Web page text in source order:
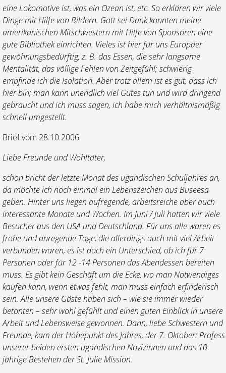
eine Lokomotive ist, was ein Ozean ist, etc. So erklären wir viele
Dinge mit Hilfe von Bildern. Gott sei Dank konnten meine
amerikanischen Mitschwestern mit Hilfe von Sponsoren eine
gute Bibliothek einrichten. Vieles ist hier für uns Europäer
gewöhnungs­bedürftig, z. B. das Essen, die sehr langsame
Mentalität, das völlige Fehlen von Zeitgefühl; schwierig
empfinde ich die Isolation. Aber trotz allem ist es gut, dass ich
hier bin; man kann unendlich viel Gutes tun und wird dringend
gebraucht und ich muss sagen, ich habe mich verhältnismäßig
schnell umgestellt.
Brief vom 28.10.2006
Liebe Freunde und Wohltäter,
schon bricht der letzte Monat des ugandischen Schuljahres an,
da möchte ich noch einmal ein Lebenszeichen aus Buseesa
geben. Hinter uns liegen aufregende, arbeitsreiche aber auch
interessante Monate und Wochen. Im Juni / Juli hatten wir viele
Besucher aus den USA und Deutschland. Für uns alle waren es
frohe und anregende Tage, die allerdings auch mit viel Arbeit
verbunden waren, es ist doch ein Unterschied, ob ich für 7
Personen oder für 12 -14 Personen das Abendessen bereiten
muss. Es gibt kein Geschäft um die Ecke, wo man Notwendiges
kaufen kann, wenn etwas fehlt, man muss einfach erfinderisch
sein. Alle unsere Gäste haben sich – wie sie immer wieder
betonten – sehr wohl gefühlt und einen guten Einblick in unsere
Arbeit und Lebensweise gewonnen. Dann, liebe Schwestern und
Freunde, kam der Höhepunkt des Jahres, der 7. Oktober: Profess
unserer beiden ersten ugandischen Novizinnen und das 10-
jährige Bestehen der St. Julie Mission.